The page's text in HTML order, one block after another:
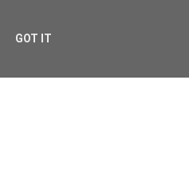
GOT IT